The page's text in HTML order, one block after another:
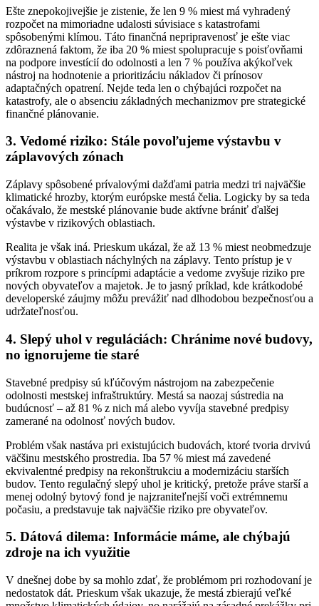
Ešte znepokojivejšie je zistenie, že len 9 % miest má vyhradený
rozpočet na mimoriadne udalosti súvisiace s katastrofami
spôsobenými klímou. Táto finančná nepripravenosť je ešte viac
zdôraznená faktom, že iba 20 % miest spolupracuje s poisťovňami
na podpore investícií do odolnosti a len 7 % používa akýkoľvek
nástroj na hodnotenie a prioritizáciu nákladov či prínosov
adaptačných opatrení. Nejde teda len o chýbajúci rozpočet na
katastrofy, ale o absenciu základných mechanizmov pre strategické
finančné plánovanie.
3. Vedomé riziko: Stále povoľujeme výstavbu v
záplavových zónach
Záplavy spôsobené prívalovými dažďami patria medzi tri najväčšie
klimatické hrozby, ktorým európske mestá čelia. Logicky by sa teda
očakávalo, že mestské plánovanie bude aktívne brániť ďalšej
výstavbe v rizikových oblastiach.
Realita je však iná. Prieskum ukázal, že až 13 % miest neobmedzuje
výstavbu v oblastiach náchylných na záplavy. Tento prístup je v
príkrom rozpore s princípmi adaptácie a vedome zvyšuje riziko pre
nových obyvateľov a majetok. Je to jasný príklad, kde krátkodobé
developerské záujmy môžu prevážiť nad dlhodobou bezpečnosťou a
udržateľnosťou.
4. Slepý uhol v reguláciách: Chránime nové budovy,
no ignorujeme tie staré
Stavebné predpisy sú kľúčovým nástrojom na zabezpečenie
odolnosti mestskej infraštruktúry. Mestá sa naozaj sústredia na
budúcnosť – až 81 % z nich má alebo vyvíja stavebné predpisy
zamerané na odolnosť nových budov.
Problém však nastáva pri existujúcich budovách, ktoré tvoria drvivú
väčšinu mestského prostredia. Iba 57 % miest má zavedené
ekvivalentné predpisy na rekonštrukciu a modernizáciu starších
budov. Tento regulačný slepý uhol je kritický, pretože práve starší a
menej odolný bytový fond je najzraniteľnejší voči extrémnemu
počasiu, a predstavuje tak najväčšie riziko pre obyvateľov.
5. Dátová dilema: Informácie máme, ale chýbajú
zdroje na ich využitie
V dnešnej dobe by sa mohlo zdať, že problémom pri rozhodovaní je
nedostatok dát. Prieskum však ukazuje, že mestá zbierajú veľké